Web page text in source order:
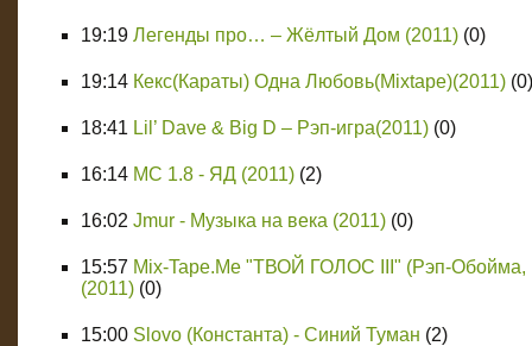
19:19 Легенды про… – Жёлтый Дом (2011) (0)
19:14 Кекс(Караты) Одна Любовь(Mixtape)(2011) (0)
18:41 Lil’ Dave & Big D – Рэп-игра(2011) (0)
16:14 МС 1.8 - ЯД (2011) (2)
16:02 Jmur - Музыка на века (2011) (0)
15:57 Mix-Tape.Me "ТВОЙ ГОЛОС III" (Рэп-Обойма,
(2011) (0)
15:00 Slovo (Константа) - Синий Туман (2)